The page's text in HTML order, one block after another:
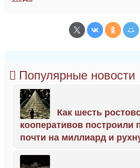
Популярные новости
Как шесть
кооперативов построили
почти на миллиард и